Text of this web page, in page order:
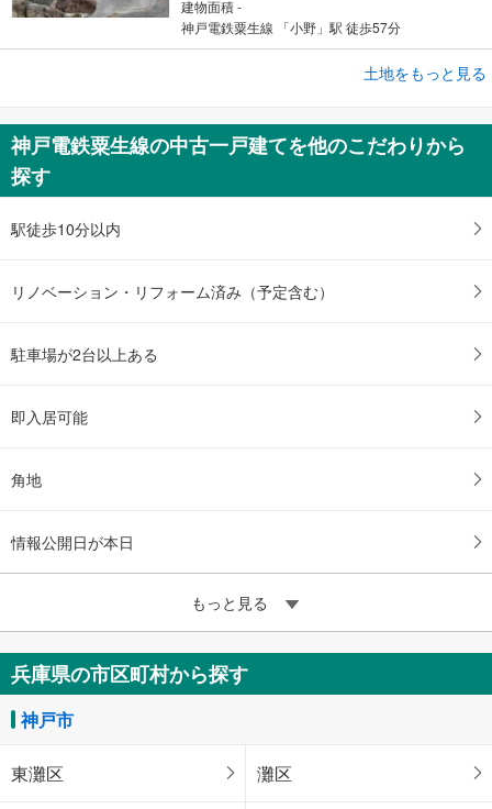
建物面積 -
神戸電鉄粟生線 「小野」駅 徒歩57分
神戸市北区山田町小部字堂ノ前
500万円
建物面積 -
土地をもっと見る
神戸電鉄粟生線の中古一戸建てを他のこだわりから
探す
駅徒歩10分以内
リノベーション・リフォーム済み（予定含む）
駐車場が2台以上ある
即入居可能
角地
情報公開日が本日
もっと見る
兵庫県の市区町村から探す
神戸市
東灘区 灘区